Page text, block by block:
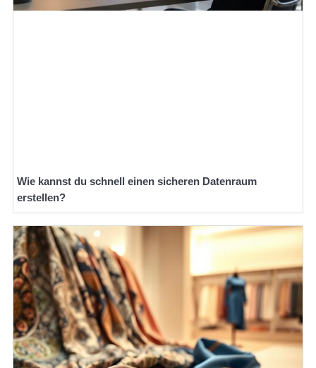
Wie kannst du schnell einen sicheren Datenraum
erstellen?